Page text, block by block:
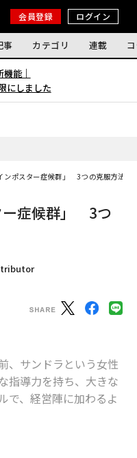
会員登録 ログイン
事 カテゴリ 連載
能｜
にしました
ンポスター症候群」 3つの克服方法
ー症候群」 3つ
、サンドラという女性
指導力を持ち、大きな
で、経営陣に加わるよ